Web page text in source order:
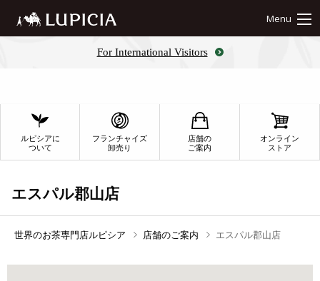
Menu
For International Visitors
ルピシアに
ついて
フランチャイズ
卸売り
店舗の
ご案内
オンライン
ストア
エスパル郡山店
世界のお茶専門店ルピシア 店舗のご案内 エスパル郡山店